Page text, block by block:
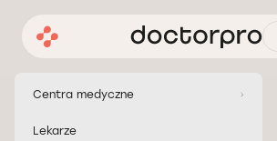
Centra medyczne
Lekarze